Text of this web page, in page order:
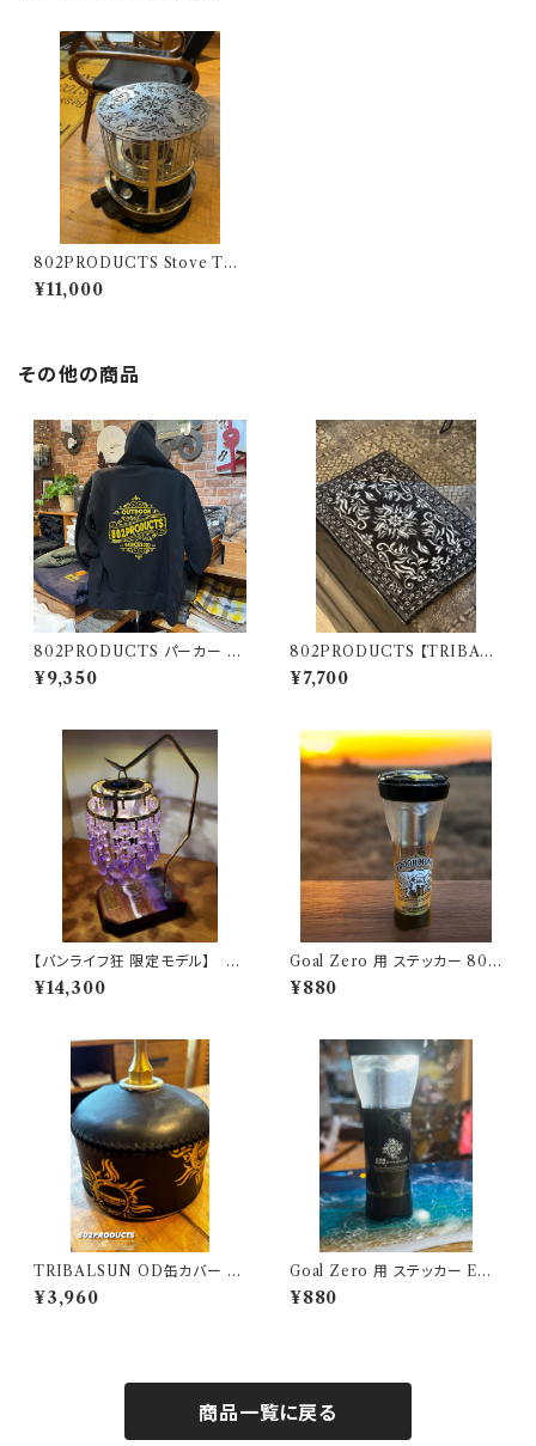
802PRODUCTS Stove Top
パセコ用 ストーブトップ【 802P
RODUCTS 】
¥11,000
その他の商品
802PRODUCTS パーカー ブ
ラック BK
¥9,350
802PRODUCTS 【TRIBAL
NAIN 】 BK ブラック アクセン
トラグ 47×74cm 玄関マット
¥7,700
【バンライフ狂 限定モデル】 6
0'sクリスタルシャンデリアシェ
ード パープル 【 802PRODUC
ンダント対応 シェード
¥14,300
Goal Zero 用 ステッカー 802
kobo's アウトドアモンスター O
DM
¥880
TRIBALSUN OD缶カバー ブ
ラック 802PRODUCTS カバ
ー OD缶
¥3,960
Goal Zero 用 ステッカー EAG
LE&BEAR イーグル＆ベアー
¥880
商品一覧に戻る